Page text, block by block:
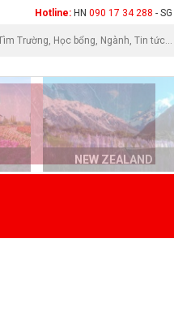
Hotline: HN 090 17 34 288 - SG
NEW ZEALAND